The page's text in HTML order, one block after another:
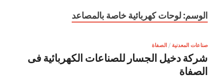
الوسم:لوحات كهربائية خاصة بالمصاعد
صناعات المعدنية / الصفاة
شركة دخيل الجسار للصناعات الكهربائية فى
الصفاة